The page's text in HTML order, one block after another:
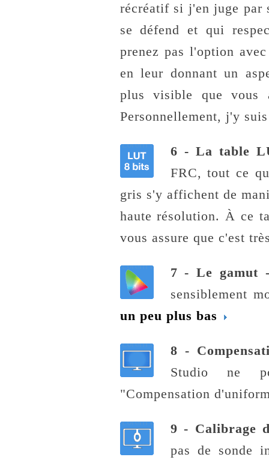
récréatif si j'en juge par
se défend et qui
prenez pas l'option
en leur donnant un
plus visible que vous
Personnellement, j'y
6 - La table
FRC, tout ce
gris s'y affichent de
haute résolution. À ce
vous assure que c'est
7 - Le
sensiblement
un peu plus bas
8 -
Studio ne
"Compensation
9 - Calibrage
pas de sonde